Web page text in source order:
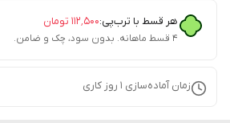
هر قسط با ترب‌پی:۱۱۲٬۵۰۰ تومان
۴ قسط ماهانه. بدون سود، چک و ضامن.
زمان آماده‌سازی 1 روز کاری